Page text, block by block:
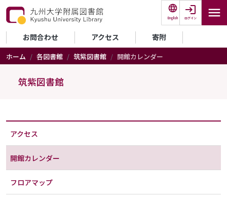
メインコンテンツに移動
English ログイン
セカンダリーメニュー
お問合わせ アクセス 寄附
ホーム 各図書館 筑紫図書館 開館カレンダー
筑紫図書館
アクセス
開館カレンダー
フロアマップ